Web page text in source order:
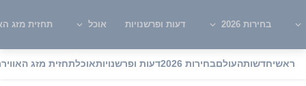
בחירות 2026 דעות ופרשנויות אוכל תחזית מזג
ראשיחדשותהעולםבחירות 2026 דעות ופרשנויותאוכלתחזית מזג האוויר